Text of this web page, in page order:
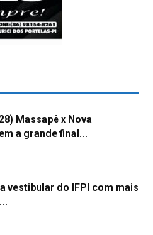
Massapê x Nova
a grande final...
vestibular do IFPI com mais